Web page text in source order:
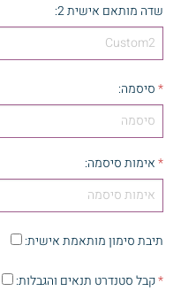
שדה מותאם אישית 2 :
*סיסמה:
*אימות סיסמה:
תיבת סימון מותאמת אישית:
*קבל סטנדרט תנאים והגבלות: